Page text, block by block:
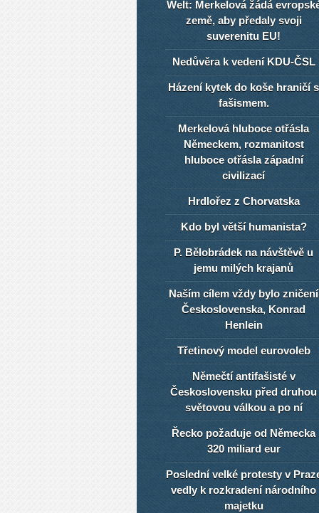
Welt: Merkelová žádá
země, aby předaly svoji
suverenitu EU!
Nedůvěra k vedení KDU-ČSL
Házení kytek do koše hraničí s
fašismem.
Merkelová hluboce otřásla
Německem, rozmanitost
hluboce otřásla západní
civilizací
Hrdlořez z Chorvatska
Kdo byl větší humanista?
P. Bělobrádek na návštěvě u
jemu milých krajanů
Naším cílem vždy bylo zničení
Československa, Konrad
Henlein
Třetinový model eurovoleb
Němečtí antifašisté v
Československu před druhou
světovou válkou a po ní
Řecko požaduje od Německa
320 miliard eur
Poslední velké protesty v
vedly k rozkradení národního
majetku